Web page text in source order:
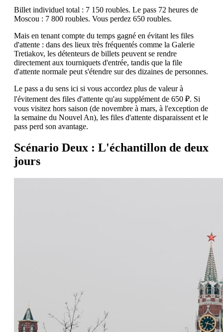
Billet individuel total : 7 150 roubles. Le pass 72 heures de
Moscou : 7 800 roubles. Vous perdez 650 roubles.
Mais en tenant compte du temps gagné en évitant les files
d'attente : dans des lieux très fréquentés comme la Galerie
Tretiakov, les détenteurs de billets peuvent se rendre
directement aux tourniquets d'entrée, tandis que la file
d'attente normale peut s'étendre sur des dizaines de personnes.
Le pass a du sens ici si vous accordez plus de valeur à
l'évitement des files d'attente qu'au supplément de 650 ₽. Si
vous visitez hors saison (de novembre à mars, à l'exception de
la semaine du Nouvel An), les files d'attente disparaissent et le
pass perd son avantage.
Scénario Deux : L'échantillon de deux
jours